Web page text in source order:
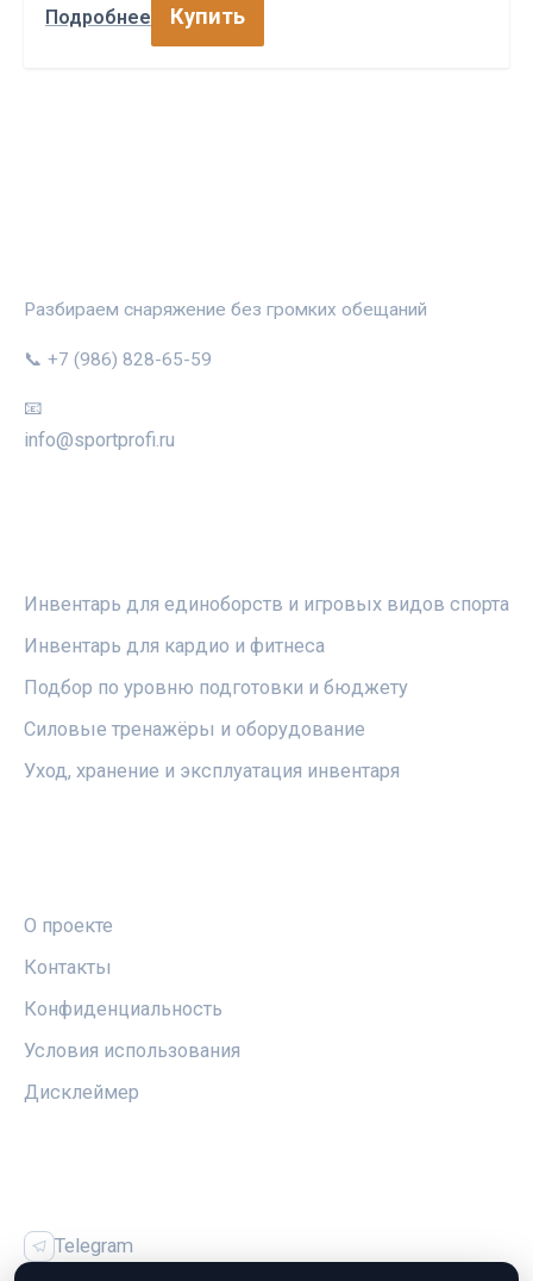
Подробнее Купить
Разбираем снаряжение без громких обещаний
📞 +7 (986) 828-65-59
📧
info@sportprofi.ru
Инвентарь для единоборств и игровых видов спорта
Инвентарь для кардио и фитнеса
Подбор по уровню подготовки и бюджету
Силовые тренажёры и оборудование
Уход, хранение и эксплуатация инвентаря
О проекте
Контакты
Конфиденциальность
Условия использования
Дисклеймер
Telegram